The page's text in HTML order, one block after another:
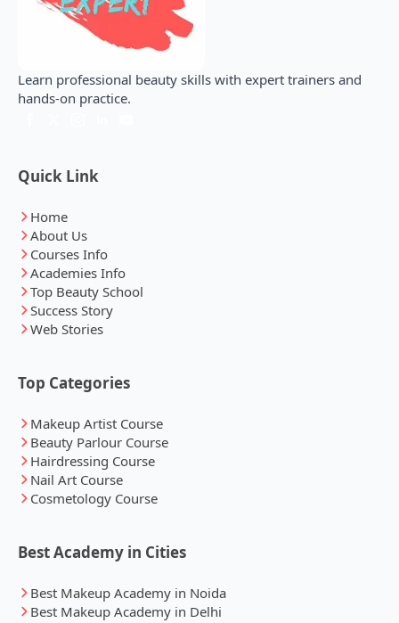
Learn professional beauty skills with expert trainers and
hands-on practice.
Quick Link
Home
About Us
Courses Info
Academies Info
Top Beauty School
Success Story
Web Stories
Top Categories
Makeup Artist Course
Beauty Parlour Course
Hairdressing Course
Nail Art Course
Cosmetology Course
Best Academy in Cities
Best Makeup Academy in Noida
Best Makeup Academy in Delhi